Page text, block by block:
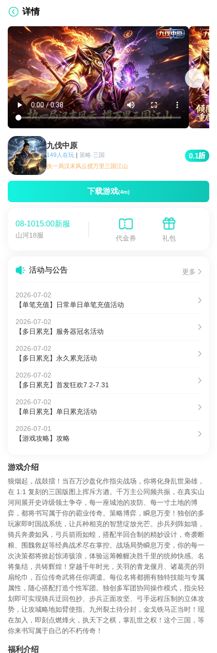
详情
九伐中原
149人在玩 | 策略·三国
执一局汉末风云揽万里三国江山
0.1
下载游戏(4m)
08-1015:00新服
山河18服 代金券 礼包
活动与公告 更多
2026-07-02
【单笔充值】日常单日单笔充值活动
2026-07-02
【多日累充】服务器冠名活动
2026-07-02
【多日累充】永久累充活动
2026-07-02
【多日累充】首发狂欢7.2-7.31
2026-07-02
【单日累充】单日累充活动
2026-07-01
【游戏攻略】攻略
游戏介绍
狼烟起，战鼓擂！当百万沙盘化作指尖战场，你将化身乱世枭雄，
在 1:1 复刻的三国版图上挥斥方遒。千万主公同频共振，在真实山
河间展开史诗级领土争夺，每一座城池的攻防、每一寸土地的博
弈，都将书写属于你的霸业传奇。​ 策略博弈，瞬息万变！独创的多
玩家即时国战系统，让兵种相克的智慧绽放光芒。步兵列阵如墙，
骑兵奔袭如风，弓兵箭雨如蝗，搭配半回合制的精妙设计，奇袭断
粮、围魏救赵等经典战术尽在掌控。战场局势瞬息万变，你的每一
次决策都将掀起惊涛骇浪，体验运筹帷幄决胜千里的统帅快感。​ 名
将集结，共铸辉煌！穿越千年时光，关羽的青龙偃月、诸葛亮的羽
扇纶巾，百位传奇武将任你调遣。每位名将都拥有独特技能与专属
属性，随心搭配打造个性军团。独创多军团协同操作模式，指尖轻
划即可实现骑兵迂回包抄、步兵正面攻坚、弓手远程压制的立体攻
势，让攻城略地如臂使指。​ 九州裂土待分封，金戈铁马正当时！现
在加入，即刻点燃烽火，执天下之棋，掌乱世之权！这个三国，等
你来书写属于自己的不朽传奇！
福利介绍